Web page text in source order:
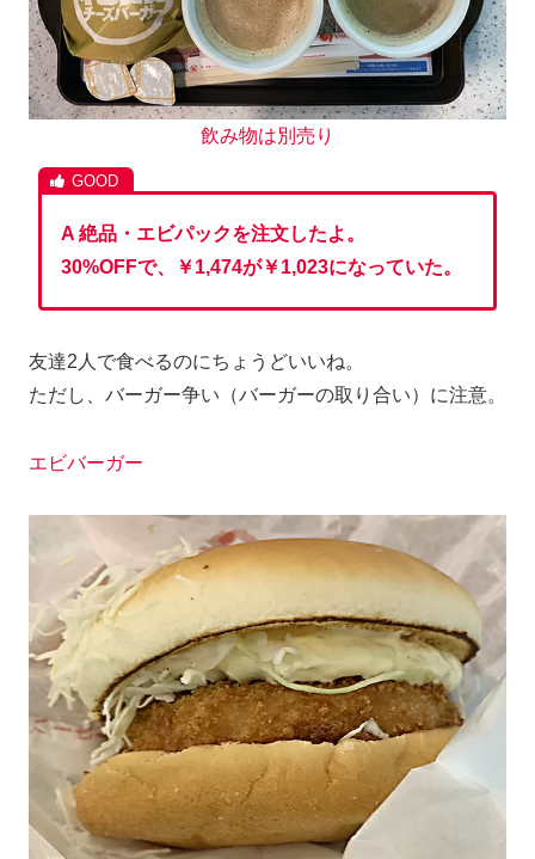
飲み物は別売り
A 絶品・エビパックを注文したよ。
30%OFFで、￥1,474が￥1,023になっていた。
友達2人で食べるのにちょうどいいね。
ただし、バーガー争い（バーガーの取り合い）に注意。
エビバーガー